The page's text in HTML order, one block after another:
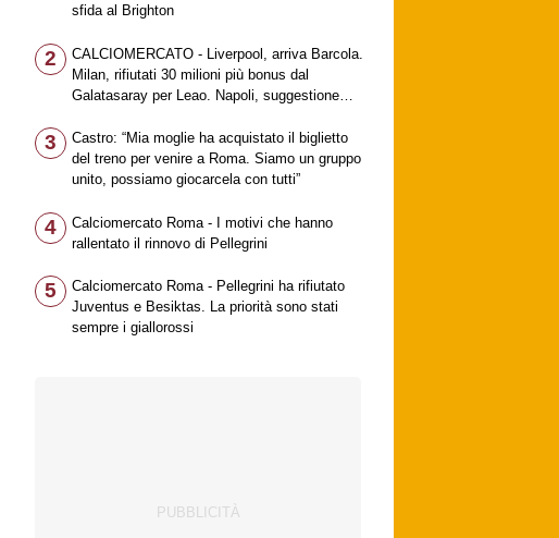
sfida al Brighton
2
CALCIOMERCATO - Liverpool, arriva Barcola.
Milan, rifiutati 30 milioni più bonus dal
Galatasaray per Leao. Napoli, suggestione
di Mastantuono
3
Castro: “Mia moglie ha acquistato il biglietto
del treno per venire a Roma. Siamo un gruppo
unito, possiamo giocarcela con tutti”
4
Calciomercato Roma - I motivi che hanno
rallentato il rinnovo di Pellegrini
5
Calciomercato Roma - Pellegrini ha rifiutato
Juventus e Besiktas. La priorità sono stati
sempre i giallorossi